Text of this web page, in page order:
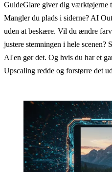
GuideGlare giver dig værktøjerne
Mangler du plads i siderne? AI
uden at beskære. Vil du ændre
justere stemningen i hele scenen?
AI'en gør det. Og hvis du har et
Upscaling redde og forstørre det